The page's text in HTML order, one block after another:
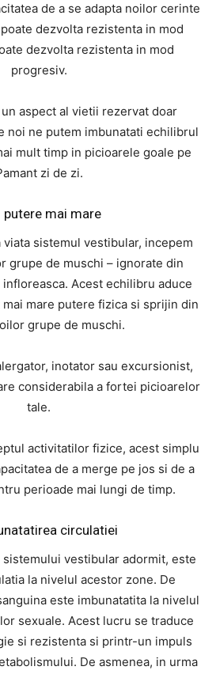
de a se adapta noilor cerinte
dezvolta rezistenta in mod
dezvolta rezistenta in mod
progresiv.
aspect al vietii rezervat doar
noi ne putem imbunatati echilibrul
mult timp in picioarele goale pe
zi de zi.
putere mai mare
sistemul vestibular, incepem
grupe de muschi – ignorate din
Acest echilibru aduce
mare putere fizica si sprijin din
grupe de muschi.
inotator sau excursionist,
considerabila a fortei picioarelor
tale.
activitatilor fizice, acest simplu
de a merge pe jos si de a
perioade mai lungi de timp.
circulatiei
vestibular adormit, este
la nivelul acestor zone. De
este imbunatatita la nivelul
sexuale. Acest lucru se traduce
si rezistenta si printr-un impuls
De asmenea, in urma